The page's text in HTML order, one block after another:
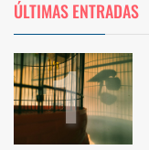
ÚLTIMAS ENTRADAS
1